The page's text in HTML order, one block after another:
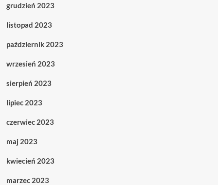
grudzień 2023
listopad 2023
październik 2023
wrzesień 2023
sierpień 2023
lipiec 2023
czerwiec 2023
maj 2023
kwiecień 2023
marzec 2023